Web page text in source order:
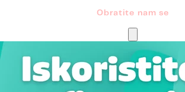
Obratite nam se